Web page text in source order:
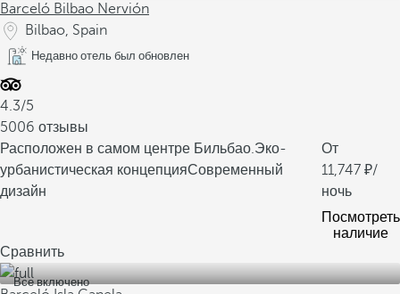
Barceló Bilbao Nervión
Bilbao, Spain
Недавно отель был обновлен
4.3/5
5006 отзывы
Расположен в самом центре Бильбао.Эко-
урбанистическая концепцияСовременный
дизайн
От
11,747
/
ночь
Посмотреть
наличие
Сравнить
Все включено